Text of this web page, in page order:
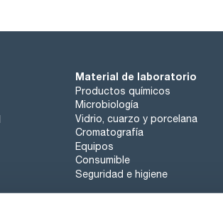
Material de laboratorio
Productos químicos
Microbiología
Vidrio, cuarzo y porcelana
Cromatografía
Equipos
Consumible
Seguridad e higiene